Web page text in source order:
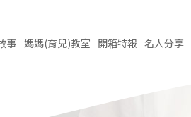
事 媽媽(育兒)教室 開箱特報 名人分享